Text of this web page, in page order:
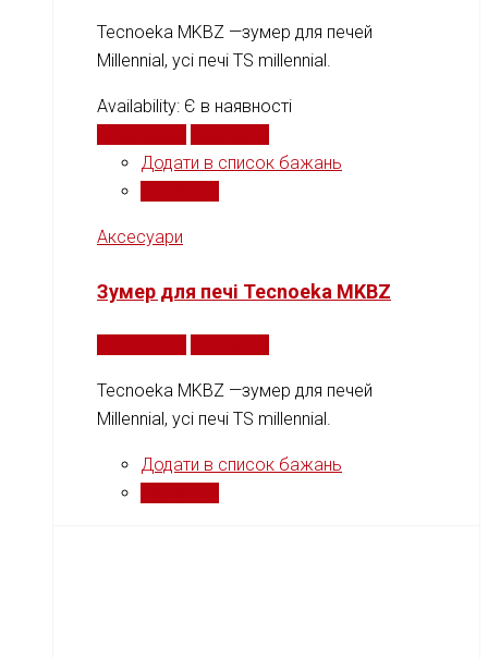
Tecnoeka MKBZ —зумер для печей
Millennial, усі печі TS millennial.
Availability: Є в наявності
Додати в список бажань
Аксесуари
Зумер для печі Tecnoeka MKBZ
Tecnoeka MKBZ —зумер для печей
Millennial, усі печі TS millennial.
Додати в список бажань